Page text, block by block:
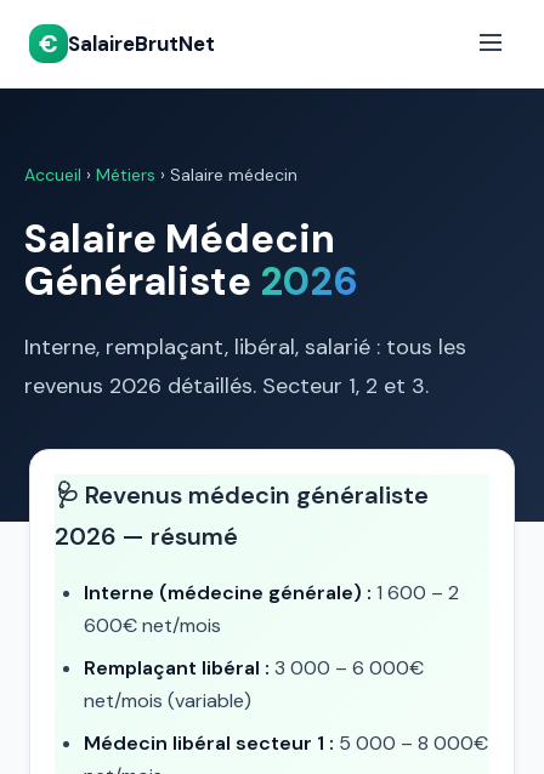
€ SalaireBrutNet
Accueil › Métiers › Salaire médecin
Salaire Médecin
Généraliste 2026
Interne, remplaçant, libéral, salarié : tous les
revenus 2026 détaillés. Secteur 1, 2 et 3.
🩺 Revenus médecin généraliste
2026 — résumé
Interne (médecine générale) : 1 600 – 2
600€ net/mois
Remplaçant libéral : 3 000 – 6 000€
net/mois (variable)
Médecin libéral secteur 1 : 5 000 – 8 000€